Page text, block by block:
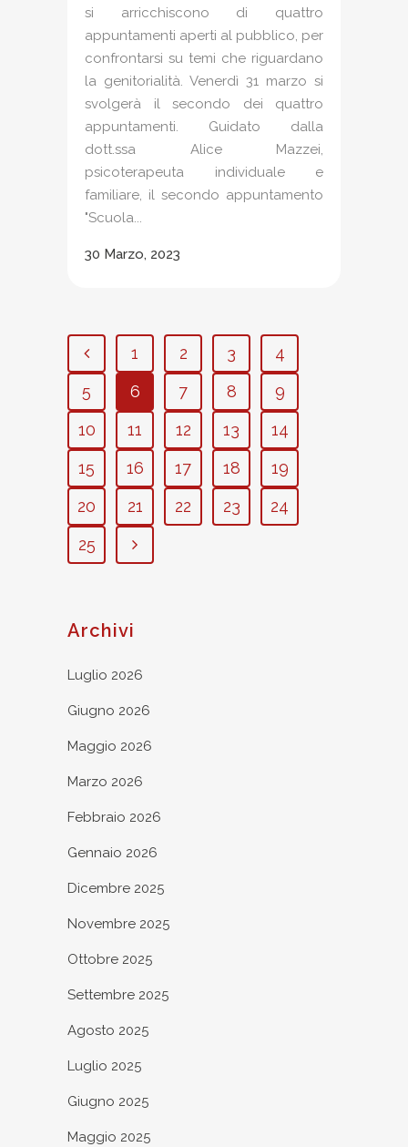
si arricchiscono di quattro
appuntamenti aperti al pubblico, per
confrontarsi su temi che riguardano
la genitorialità. Venerdì 31 marzo si
svolgerà il secondo dei quattro
appuntamenti. Guidato dalla
dott.ssa Alice Mazzei,
psicoterapeuta individuale e
familiare, il secondo appuntamento
"Scuola...
30 Marzo, 2023
1 2 3
4
5
6 7 8
9
10
11 12 13
14
15
16 17 18
19
20
21 22 23
24
25
Archivi
Luglio 2026
Giugno 2026
Maggio 2026
Marzo 2026
Febbraio 2026
Gennaio 2026
Dicembre 2025
Novembre 2025
Ottobre 2025
Settembre 2025
Agosto 2025
Luglio 2025
Giugno 2025
Maggio 2025